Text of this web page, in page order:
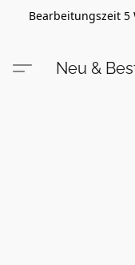
Bearbeitungszeit 5
Neu &